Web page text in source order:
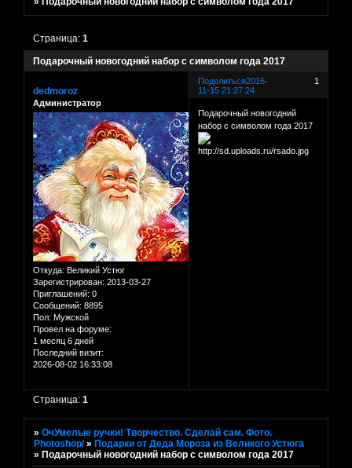
Подарочный новогодний набор с символом года 2017
Страница:1
Поделиться 1
2016-
11-15 21:27:24
dedmoroz
Администратор
Откуда: Великий Устюг
Зарегистрирован: 2013-03-27
Приглашений: 0
Сообщений: 8895
Пол: Мужской
Провел на форуме:
1 месяц 6 дней
Последний визит:
2026-08-02 16:33:08
Подарочный новогодний
набор с символом года 2017
Страница:1
»ОчУмелые ручки! Творчество. Сделай сам. Фото.
Photoshop/ »Подарки от Деда Мороза из Великого Устюга
»Подарочный новогодний набор с символом года 2017